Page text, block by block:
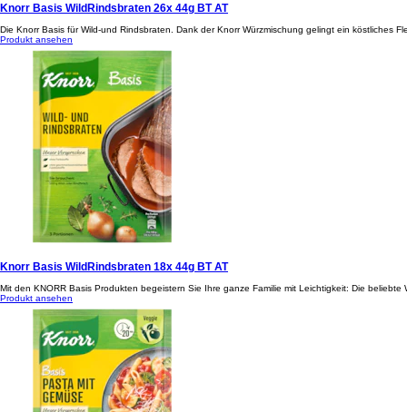
Knorr Basis WildRindsbraten 26x 44g BT AT
Die Knorr Basis für Wild-und Rindsbraten. Dank der Knorr Würzmischung gelingt ein köstliches
Produkt ansehen
Knorr Basis WildRindsbraten 18x 44g BT AT
Mit den KNORR Basis Produkten begeistern Sie Ihre ganze Familie mit Leichtigkeit: Die
Produkt ansehen